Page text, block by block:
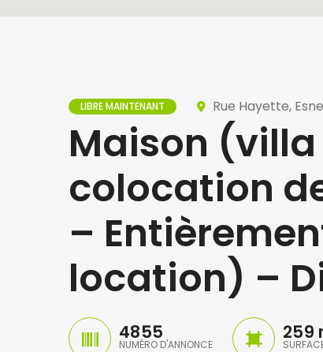
LIBRE MAINTENANT Rue Hayette,
Maison
colocation
–
location) –
4855
NUMÉRO D'ANNONCE
259